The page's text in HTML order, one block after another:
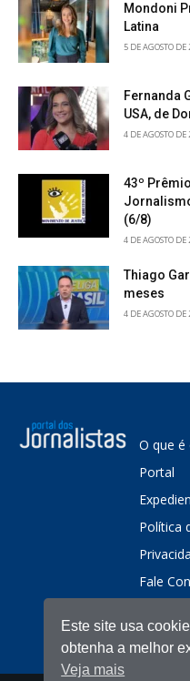
Mondoni
Latina
5 DE AGOSTO DE
Fernanda
USA, de
4 DE AGOSTO DE
43º
(6/8)
4 DE AGOSTO DE
Thiago
meses
4 DE AGOSTO DE
O que é
Portal
Política
Fale
Este site usa
obtenha a melhor
Veja mais